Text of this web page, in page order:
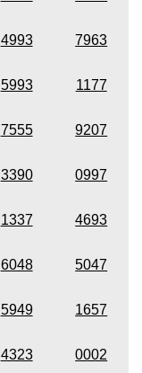
4993 7963
5993 1177
7555 9207
3390 0997
1337 4693
6048 5047
5949 1657
4323 0002